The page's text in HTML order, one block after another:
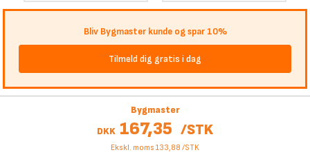
Bliv Bygmaster kunde og spar 10%
Tilmeld dig gratis i dag
Bygmaster
DKK 167,35 /STK
Ekskl. moms 133,88 /STK